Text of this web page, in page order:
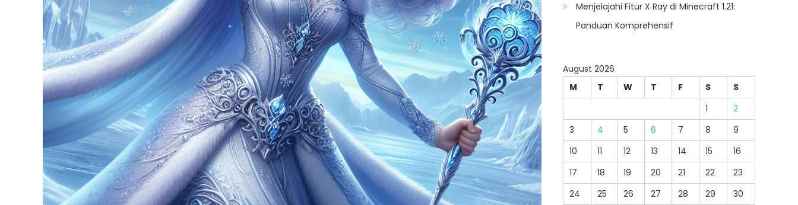
Menjelajahi Fitur X Ray di Minecraft 1.21:
Panduan Komprehensif
August 2026
M
T W T F S
S
1
2
3
4 5 6 7 8
9
10
11 12 13 14 15
16
17
18 19 20 21 22
23
24
25 26 27 28 29
30